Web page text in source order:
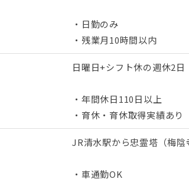
・日勤のみ
・残業月10時間以内
日曜日+シフト休の週休2日
・年間休日110日以上
・育休・育休取得実績あり
JR清水駅から忠霊塔（梅
・車通勤OK